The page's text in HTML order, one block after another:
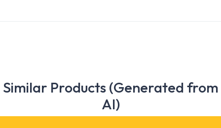
Similar Products (Generated from
AI)